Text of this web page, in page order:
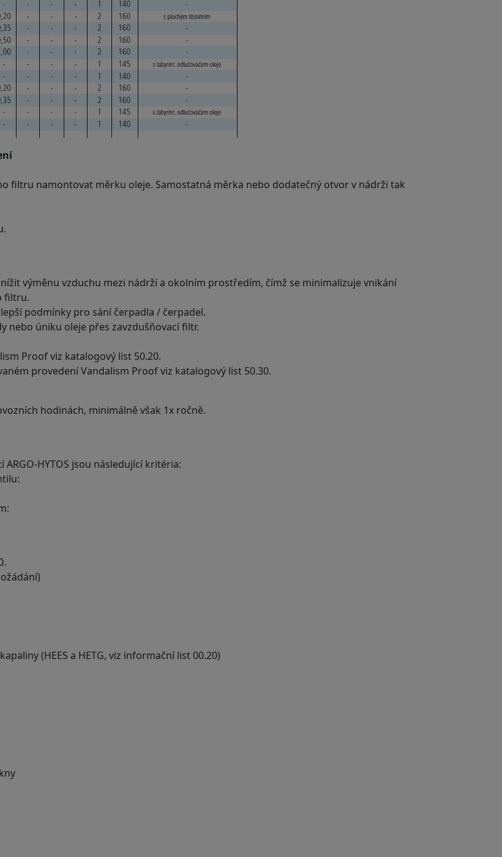
filtru namontovat měrku oleje. Samostatná měrka nebo dodatečný otvor v nádrži tak
výměnu vzduchu mezi nádrží a okolním prostředím, čímž se minimalizuje vnikání
filtru.
podmínky pro sání čerpadla / čerpadel.
nebo úniku oleje přes zavzdušňovací filtr.
Proof viz katalogový list 50.20.
provedení Vandalism Proof viz katalogový list 50.30.
hodinách, minimálně však 1x ročně.
HYTOS jsou následující kritéria:
(HEES a HETG, viz informační list 00.20)